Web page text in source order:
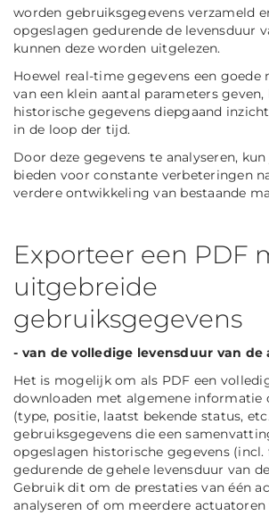
worden gebruiksgegevens verzameld
opgeslagen gedurende de levensduur
kunnen deze worden uitgelezen.
Hoewel real-time gegevens een
van een klein aantal parameters geven,
historische gegevens diepgaand
in de loop der tijd.
Door deze gegevens te analyseren,
bieden voor constante verbeteringen
verdere ontwikkeling van bestaande
Exporteer een PDF
uitgebreide
gebruiksgegevens
- van de volledige levensduur van de
Het is mogelijk om als PDF een
downloaden met algemene informatie
(type, positie, laatst bekende status,
gebruiksgegevens die een
opgeslagen historische gegevens
gedurende de gehele levensduur van
Gebruik dit om de prestaties van één
analyseren of om meerdere